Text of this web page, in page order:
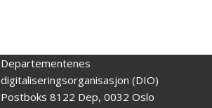
Departementenes
digitaliseringsorganisasjon (DIO)
Postboks 8122 Dep, 0032 Oslo